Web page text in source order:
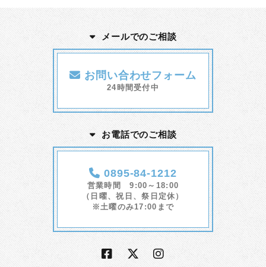
メールでのご相談
お問い合わせフォーム
24時間受付中
お電話でのご相談
0895-84-1212
営業時間 9:00～18:00
（日曜、祝日、祭日定休）
※土曜のみ17:00まで